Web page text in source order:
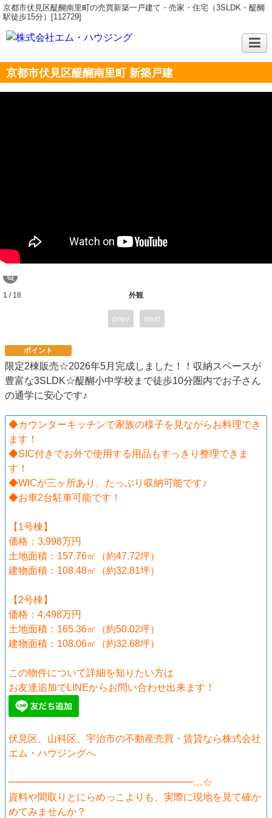
京都市伏見区醍醐南里町の売買新築一戸建て・売家・住宅（3SLDK・醍醐
駅徒歩15分）[112729]
京都市伏見区醍醐南里町 新築戸建
外観
1 / 18
prev next
ポイント
限定2棟販売☆2026年5月完成しました！！収納スペースが
豊富な3SLDK☆醍醐小中学校まで徒歩10分圏内でお子さん
の通学に安心です♪
◆カウンターキッチンで家族の様子を見ながらお料理でき
ます！
◆SIC付きでお外で使用する用品もすっきり整理できま
す！
◆WICが三ヶ所あり、たっぶり収納可能です♪
◆お車2台駐車可能です！
【1号棟】
価格：3,998万円
土地面積：157.76㎡（約47.72坪）
建物面積：108.48㎡（約32.81坪）
【2号棟】
価格：4,498万円
土地面積：165.36㎡（約50.02坪）
建物面積：108.06㎡（約32.68坪）
この物件について詳細を知りたい方は
お友達追加でLINEからお問い合わせ出来ます！
伏見区、山科区、宇治市の不動産売買・賃貸なら株式会社
エム・ハウジングへ
━━━━━━━━━━━━━━━━━━━…☆
資料や間取りとにらめっこよりも、実際に現地を見て確か
めてみませんか？